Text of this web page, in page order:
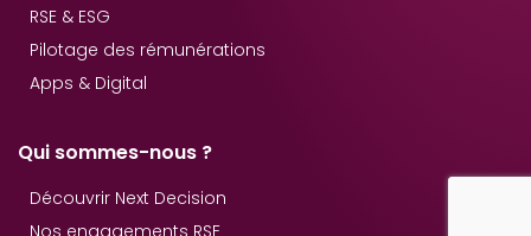
RSE & ESG
Pilotage des rémunérations
Apps & Digital
Qui sommes-nous ?
Découvrir Next Decision
Nos engagements RSE